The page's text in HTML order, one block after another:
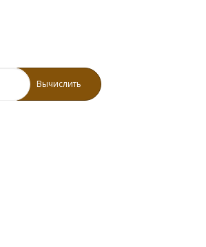
Вычислить